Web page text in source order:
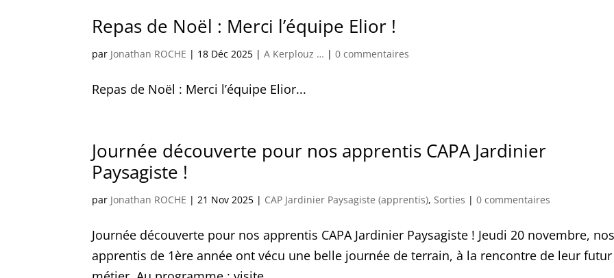
Repas de Noël : Merci l’équipe Elior !
par Jonathan ROCHE | 18 Déc 2025 |A Kerplouz … |0 commentaires
Repas de Noël : Merci l’équipe Elior...
Journée découverte pour nos apprentis CAPA Jardinier
Paysagiste !
par Jonathan ROCHE | 21 Nov 2025 | CAP Jardinier Paysagiste (apprentis), Sorties |0 commentaires
Journée découverte pour nos apprentis CAPA Jardinier Paysagiste ! Jeudi 20 novembre, nos
apprentis de 1ère année ont vécu une belle journée de terrain, à la rencontre de leur futur